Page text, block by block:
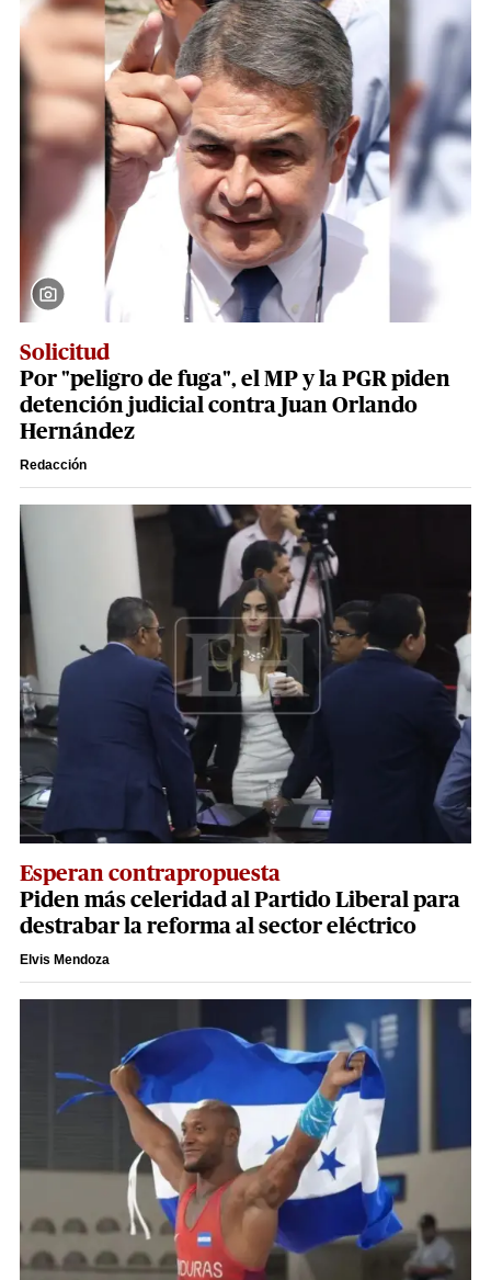
Solicitud
Por "peligro de fuga", el MP y la PGR piden
detención judicial contra Juan Orlando
Hernández
Redacción
Esperan contrapropuesta
Piden más celeridad al Partido Liberal para
destrabar la reforma al sector eléctrico
Elvis Mendoza